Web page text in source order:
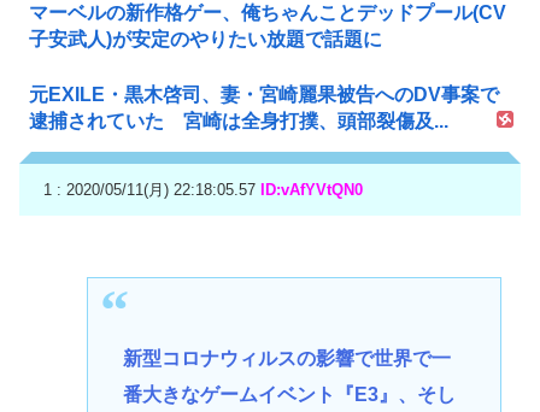
マーベルの新作格ゲー、俺ちゃんことデッドプール(CV
子安武人)が安定のやりたい放題で話題に
元EXILE・黒木啓司、妻・宮崎麗果被告へのDV事案で
逮捕されていた 宮崎は全身打撲、頭部裂傷及...
1 : 2020/05/11(月) 22:18:05.57 ID:vAfYVtQN0
新型コロナウィルスの影響で世界で一
番大きなゲームイベント『E3』、そし